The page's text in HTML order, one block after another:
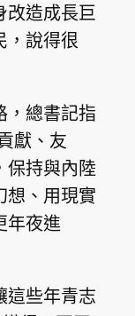
改造成長巨
，說得很
，總書記指
獻、友
保持與內陸
想、用現實
年夜進
這些年青志